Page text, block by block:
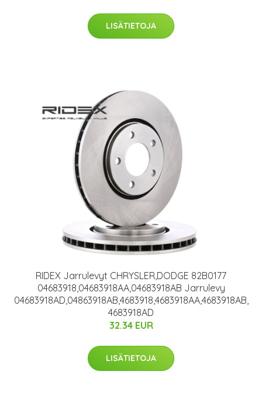
LISÄTIETOJA
RIDEX Jarrulevyt CHRYSLER,DODGE 82B0177
04683918,04683918AA,04683918AB Jarrulevy
04683918AD,04863918AB,4683918,4683918AA,4683918AB,
4683918AD
32.34 EUR
LISÄTIETOJA